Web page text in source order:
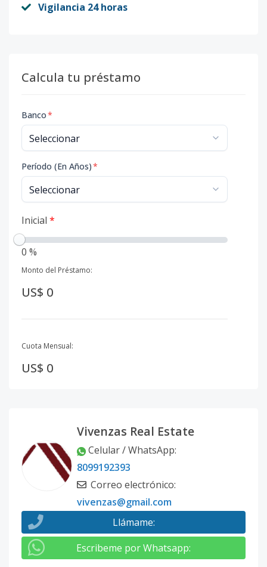
Vigilancia 24 horas
Calcula tu préstamo
Banco*
Período (En Años)*
Inicial *
0 %
Monto del Préstamo:
US$ 0
Cuota Mensual:
US$ 0
Vivenzas Real Estate
Celular / WhatsApp:
8099192393
Correo electrónico:
vivenzas@gmail.com
Llámame:
Escribeme por Whatsapp: